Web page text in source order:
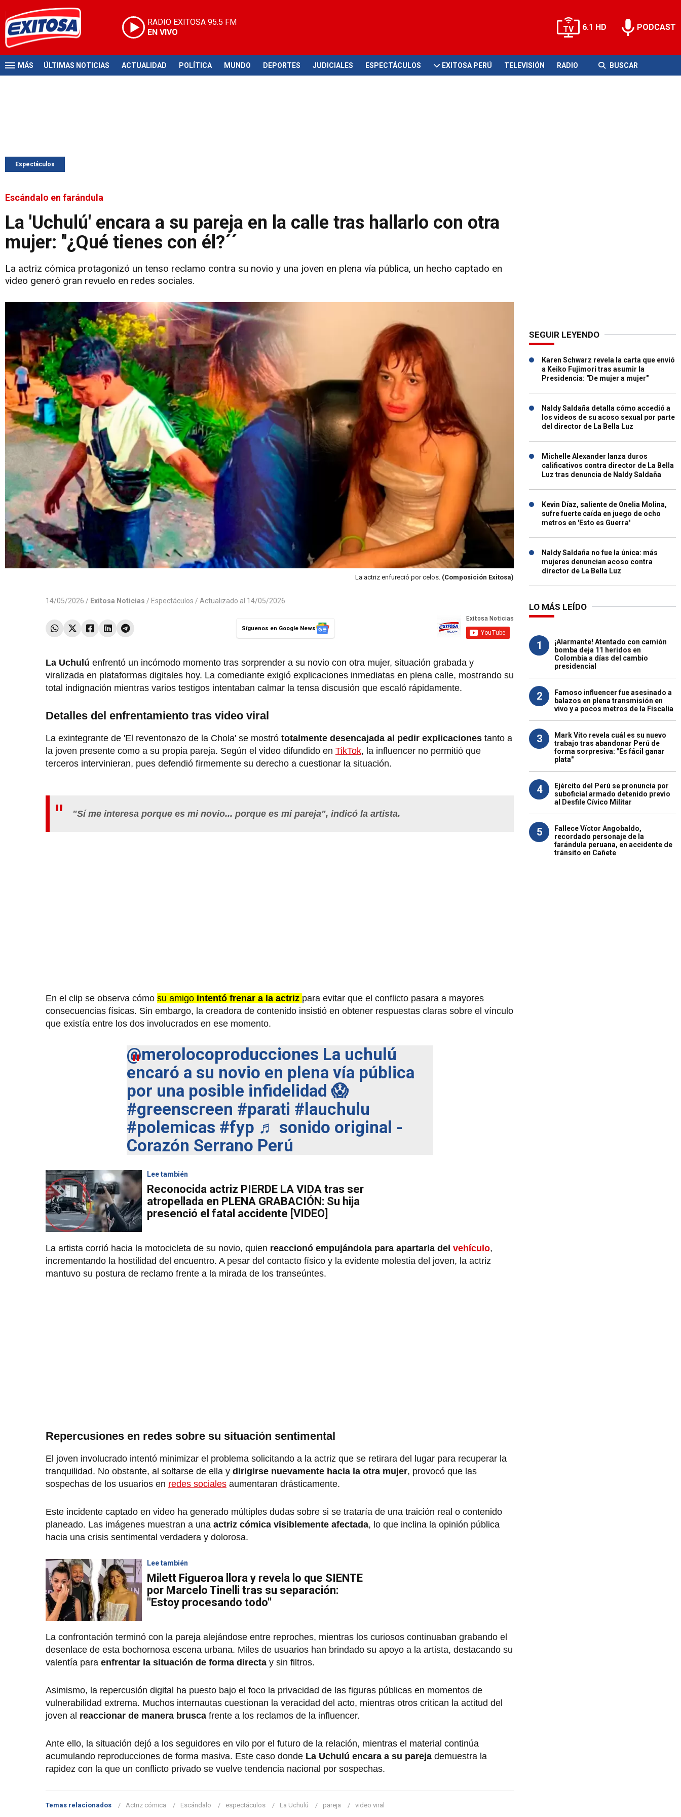
RADIO EXITOSA 95.5 FM
EN VIVO
6.1 HD PODCAST
MÁS ÚLTIMAS NOTICIAS ACTUALIDAD POLÍTICA MUNDO DEPORTES JUDICIALES ESPECTÁCULOS EXITOSA PERÚ TELEVISIÓN RADIO BUSCAR
Espectáculos
Escándalo en farándula
La 'Uchulú' encara a su pareja en la calle tras hallarlo con otra
mujer: ''¿Qué tienes con él?´´
La actriz cómica protagonizó un tenso reclamo contra su novio y una joven en plena vía pública, un hecho captado en
video generó gran revuelo en redes sociales.
La actriz enfureció por celos. (Composición Exitosa)
14/05/2026 / Exitosa Noticias / Espectáculos / Actualizado al 14/05/2026
Síguenos en Google News
La Uchulú enfrentó un incómodo momento tras sorprender a su novio con otra mujer, situación grabada y
viralizada en plataformas digitales hoy. La comediante exigió explicaciones inmediatas en plena calle, mostrando su
total indignación mientras varios testigos intentaban calmar la tensa discusión que escaló rápidamente.
Detalles del enfrentamiento tras video viral
La exintegrante de 'El reventonazo de la Chola' se mostró totalmente desencajada al pedir explicaciones tanto a
la joven presente como a su propia pareja. Según el video difundido en TikTok, la influencer no permitió que
terceros intervinieran, pues defendió firmemente su derecho a cuestionar la situación.
"Sí me interesa porque es mi novio... porque es mi pareja", indicó la artista.
En el clip se observa cómo su amigo intentó frenar a la actriz para evitar que el conflicto pasara a mayores
consecuencias físicas. Sin embargo, la creadora de contenido insistió en obtener respuestas claras sobre el vínculo
que existía entre los dos involucrados en ese momento.
@merolocoproducciones La uchulú
encaró a su novio en plena vía pública
por una posible infidelidad 😱
#greenscreen #parati #lauchulu
#polemicas #fyp ♬ sonido original -
Corazón Serrano Perú
Lee también
Reconocida actriz PIERDE LA VIDA tras ser
atropellada en PLENA GRABACIÓN: Su hija
presenció el fatal accidente [VIDEO]
La artista corrió hacia la motocicleta de su novio, quien reaccionó empujándola para apartarla del vehículo,
incrementando la hostilidad del encuentro. A pesar del contacto físico y la evidente molestia del joven, la actriz
mantuvo su postura de reclamo frente a la mirada de los transeúntes.
Repercusiones en redes sobre su situación sentimental
El joven involucrado intentó minimizar el problema solicitando a la actriz que se retirara del lugar para recuperar la
tranquilidad. No obstante, al soltarse de ella y dirigirse nuevamente hacia la otra mujer, provocó que las
sospechas de los usuarios en redes sociales aumentaran drásticamente.
Este incidente captado en video ha generado múltiples dudas sobre si se trataría de una traición real o contenido
planeado. Las imágenes muestran a una actriz cómica visiblemente afectada, lo que inclina la opinión pública
hacia una crisis sentimental verdadera y dolorosa.
Lee también
Milett Figueroa llora y revela lo que SIENTE
por Marcelo Tinelli tras su separación:
"Estoy procesando todo"
La confrontación terminó con la pareja alejándose entre reproches, mientras los curiosos continuaban grabando el
desenlace de esta bochornosa escena urbana. Miles de usuarios han brindado su apoyo a la artista, destacando su
valentía para enfrentar la situación de forma directa y sin filtros.
Asimismo, la repercusión digital ha puesto bajo el foco la privacidad de las figuras públicas en momentos de
vulnerabilidad extrema. Muchos internautas cuestionan la veracidad del acto, mientras otros critican la actitud del
joven al reaccionar de manera brusca frente a los reclamos de la influencer.
Ante ello, la situación dejó a los seguidores en vilo por el futuro de la relación, mientras el material continúa
acumulando reproducciones de forma masiva. Este caso donde La Uchulú encara a su pareja demuestra la
rapidez con la que un conflicto privado se vuelve tendencia nacional por sospechas.
Temas relacionados Actriz cómica Escándalo espectáculos La Uchulú pareja video viral
SEGUIR LEYENDO
Karen Schwarz revela la carta que envió
a Keiko Fujimori tras asumir la
Presidencia: "De mujer a mujer"
Naldy Saldaña detalla cómo accedió a
los videos de su acoso sexual por parte
del director de La Bella Luz
Michelle Alexander lanza duros
calificativos contra director de La Bella
Luz tras denuncia de Naldy Saldaña
Kevin Díaz, saliente de Onelia Molina,
sufre fuerte caída en juego de ocho
metros en 'Esto es Guerra'
Naldy Saldaña no fue la única: más
mujeres denuncian acoso contra
director de La Bella Luz
LO MÁS LEÍDO
1
¡Alarmante! Atentado con camión
bomba deja 11 heridos en
Colombia a días del cambio
presidencial
2
Famoso influencer fue asesinado a
balazos en plena transmisión en
vivo y a pocos metros de la Fiscalía
3
Mark Vito revela cuál es su nuevo
trabajo tras abandonar Perú de
forma sorpresiva: "Es fácil ganar
plata"
4
Ejército del Perú se pronuncia por
suboficial armado detenido previo
al Desfile Cívico Militar
5
Fallece Víctor Angobaldo,
recordado personaje de la
farándula peruana, en accidente de
tránsito en Cañete